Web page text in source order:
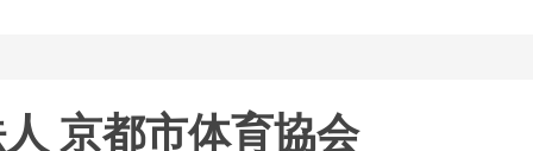
京都市体育協会